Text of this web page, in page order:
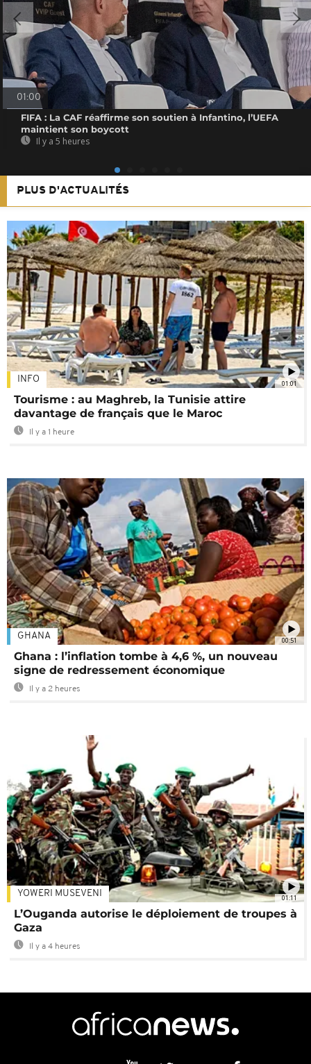
01:00
FIFA : La CAF réaffirme son soutien à Infantino, l’UEFA
maintient son boycott
Il y a 5 heures
PLUS D'ACTUALITÉS
01:01
INFO
Tourisme : au Maghreb, la Tunisie attire
davantage de français que le Maroc
Il y a 1 heure
00:51
GHANA
Ghana : l’inflation tombe à 4,6 %, un nouveau
signe de redressement économique
Il y a 2 heures
01:11
YOWERI MUSEVENI
L’Ouganda autorise le déploiement de troupes à
Gaza
Il y a 4 heures